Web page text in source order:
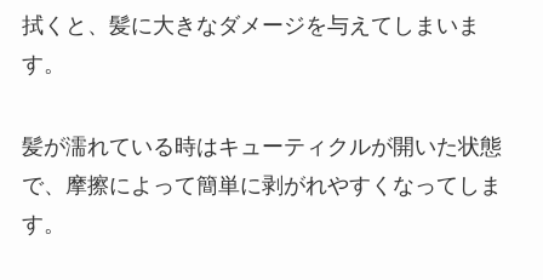
拭くと、髪に大きなダメージを与えてしまいま
す。
髪が濡れている時はキューティクルが開いた状態
で、摩擦によって簡単に剥がれやすくなってしま
す。